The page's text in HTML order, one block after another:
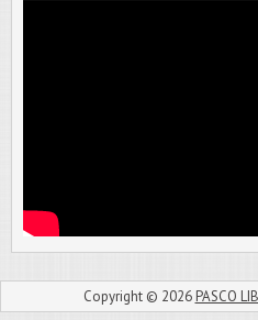
Copyright © 2026 PASCO